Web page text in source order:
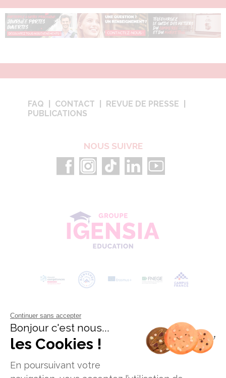
FAQ CONTACT
REVUE DE PRESSE
PUBLICATIONS
NOUS SUIVRE
Continuer sans accepter
Bonjour c'est nous...
les Cookies !
En poursuivant votre